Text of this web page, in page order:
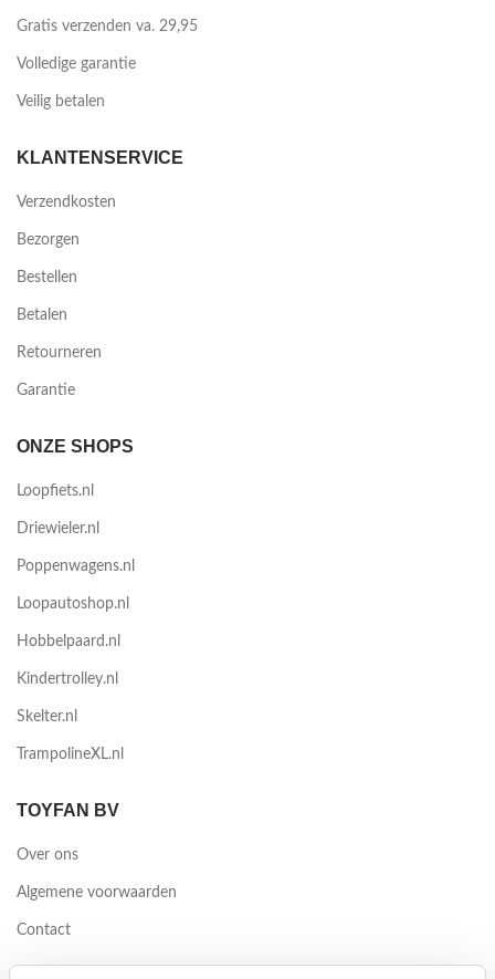
Gratis verzenden va. 29,95
Volledige garantie
Veilig betalen
KLANTENSERVICE
Verzendkosten
Bezorgen
Bestellen
Betalen
Retourneren
Garantie
ONZE SHOPS
Loopfiets.nl
Driewieler.nl
Poppenwagens.nl
Loopautoshop.nl
Hobbelpaard.nl
Kindertrolley.nl
Skelter.nl
TrampolineXL.nl
TOYFAN BV
Over ons
Algemene voorwaarden
Contact